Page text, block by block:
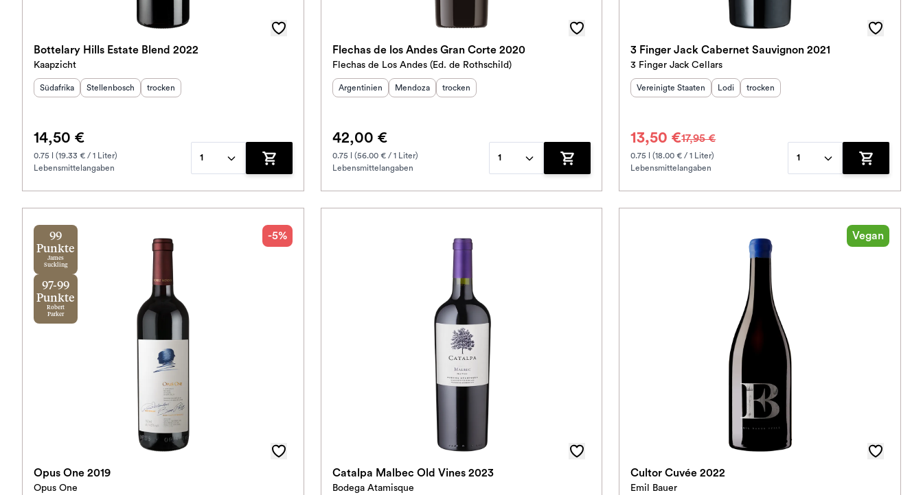
Bottelary Hills Estate Blend 2022
Kaapzicht
Herkunftsland:
Südafrika Herkunftsregion :
Stellenbosch Geschmack
trocken
14,50 €
0.75 l (19.33 € / 1 Liter)
Lebensmittelangaben
1
Zum Warenkorb hinzufügen
Flechas de los Andes Gran Corte 2020
Flechas de Los Andes (Ed. de Rothschild)
Herkunftsland
Argentinien Herkunftsregion:
Mendoza Geschmack
trocken
42,00 €
0.75 l (56.00 € / 1 Liter)
Lebensmittelangaben
1
Zum Warenkorb hinzufügen
3 Finger Jack Cabernet Sauvignon 2021
3 Finger Jack Cellars
Herkunftsland:
Vereinigte Staaten Herkunftsregion
Lodi Geschmack
trocken
13,50 €17,95 €
0.75 l (18.00 € / 1 Liter)
Lebensmittelangaben
1
Zum
99
Punkte
James
Suckling
97-99
Punkte
Robert
Parker
-5%
Opus One 2019
Opus One
Catalpa Malbec Old Vines 2023
Bodega Atamisque
Vegan
Cultor Cuvée 2022
Emil Bauer